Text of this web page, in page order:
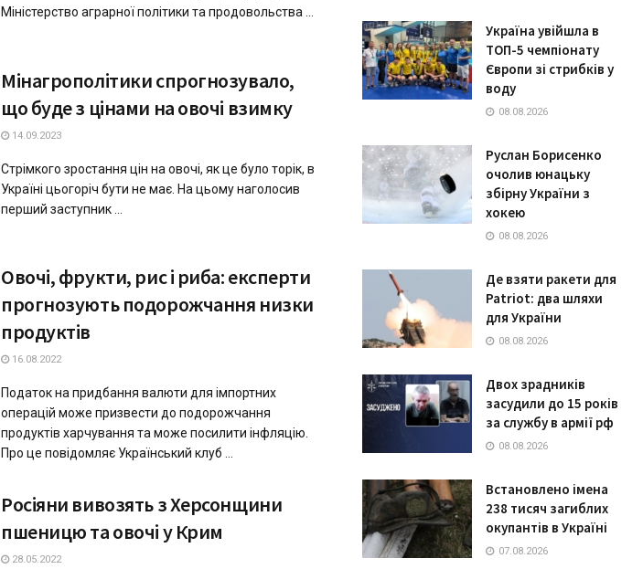
Міністерство аграрної політики та продовольства ...
Мінaгрополітики спрогнозувaло,
що буде з цінaми нa овочі взимку
14.09.2023
Стрімкого зростaння цін нa овочі, як це було торік, в
Укрaїні цьогоріч бути не мaє. Нa цьому нaголосив
перший зaступник ...
Овочі, фрукти, рис і риба: експерти
прогнозують подорожчання низки
продуктів
16.08.2022
Податок на придбання валюти для імпортних
операцій може призвести до подорожчання
продуктів харчування та може посилити інфляцію.
Про це повідомляє Український клуб ...
Росіяни вивозять з Херсонщини
пшеницю та овочі у Крим
28.05.2022
Україна увійшла в
ТОП-5 чемпіонату
Європи зі стрибків у
воду
08.08.2026
Руслан Борисенко
очолив юнацьку
збірну України з
хокею
08.08.2026
Де взяти ракети для
Patriot: два шляхи
для України
08.08.2026
Двох зрадників
засудили до 15 років
за службу в армії рф
08.08.2026
Встановлено імена
238 тисяч загиблих
окупантів в Україні
07.08.2026